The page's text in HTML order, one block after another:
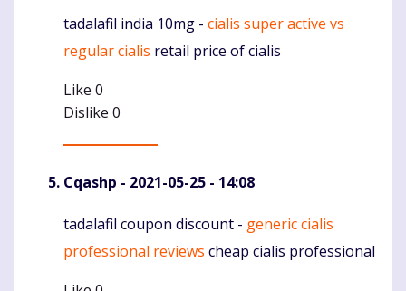
Komentaras
tadalafil india 10mg - cialis super active vs
regular cialis retail price of cialis
Like 0
Dislike 0
Cqashp - 2021-05-25 - 14:08
Komentaras
tadalafil coupon discount - generic cialis
professional reviews cheap cialis professional